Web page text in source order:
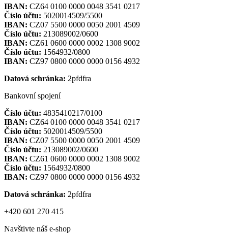
IBAN: CZ64 0100 0000 0048 3541 0217
Číslo účtu: 5020014509/5500
IBAN: CZ07 5500 0000 0050 2001 4509
Číslo účtu: 213089002/0600
IBAN: CZ61 0600 0000 0002 1308 9002
Číslo účtu: 1564932/0800
IBAN: CZ97 0800 0000 0000 0156 4932
Datová schránka: 2pfdfra
Bankovní spojení
Číslo účtu: 4835410217/0100
IBAN: CZ64 0100 0000 0048 3541 0217
Číslo účtu: 5020014509/5500
IBAN: CZ07 5500 0000 0050 2001 4509
Číslo účtu: 213089002/0600
IBAN: CZ61 0600 0000 0002 1308 9002
Číslo účtu: 1564932/0800
IBAN: CZ97 0800 0000 0000 0156 4932
Datová schránka: 2pfdfra
+420 601 270 415
Navštivte náš e-shop